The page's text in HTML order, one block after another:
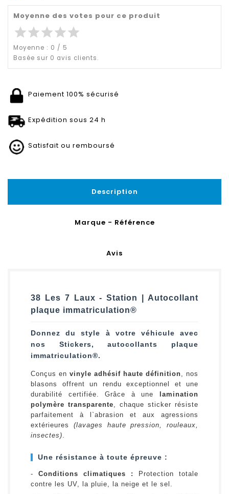
Moyenne des votes pour ce produit
starstarstarstarstar
Moyenne : 0 / 5
Basée sur 0 avis clients.
Paiement 100% sécurisé
Expédition sous 24 h
Satisfait ou remboursé
Description
Marque - Référence
Avis
38 Les 7 Laux - Station | Autocollant
plaque immatriculation®
Donnez du style à votre véhicule avec
nos Stickers, autocollants plaque
immatriculation®.
Conçus en vinyle adhésif haute définition, nos
blasons offrent un rendu exceptionnel et une
durabilité certifiée. Grâce à une
lamination
polymère transparente, chaque sticker résiste
parfaitement à l`abrasion et aux agressions
extérieures (lavages haute pression, rouleaux,
insectes).
Une résistance à toute épreuve :
- Conditions climatiques :
Protection totale
contre les UV, la pluie, la neige et le sel.